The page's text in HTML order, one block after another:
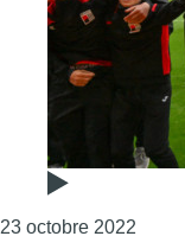
23 octobre 2022